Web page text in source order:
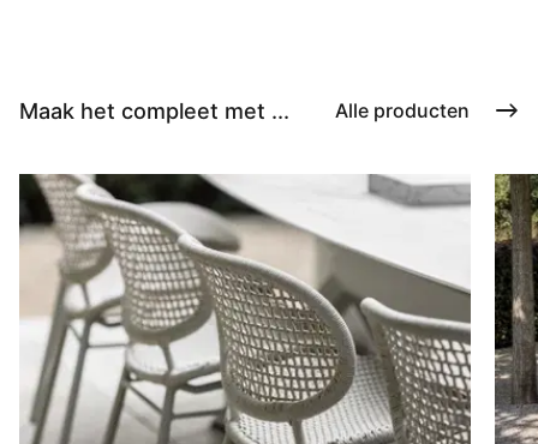
Maak het compleet met ... Alle producten